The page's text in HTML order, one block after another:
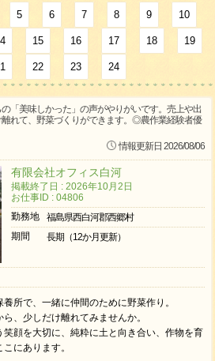
5 6 7 8 9 10
15 16 17 18 19
22 23 24
「美味しかった」の声がやりがいです。売上や出
れて、野菜づくりができます。◎農作業経験者優
情報更新日 2026/08/06
有限会社オフィス白河
掲載終了日 : 2026年10月2日
お仕事ID : 04806
勤務地
福島県西白河郡西郷村
期間
長期（12か月更新）
所で、一緒に仲間のために野菜作り。
、少しだけ離れてみませんか。
顔を大切に、純粋に土と向き合い、作物を育
にあります。